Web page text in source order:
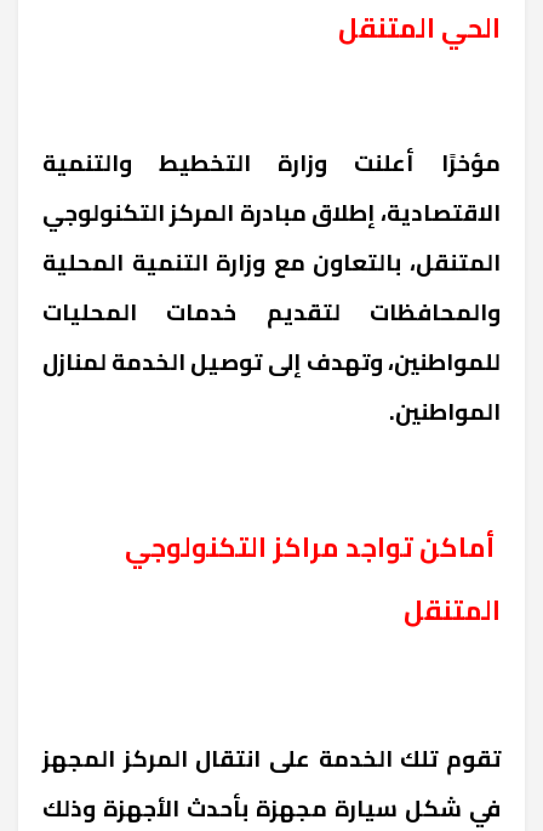
الحي المتنقل
مؤخرًا أعلنت وزارة التخطيط والتنمية
الاقتصادية، إطلاق مبادرة المركز التكنولوجي
المتنقل، بالتعاون مع وزارة التنمية المحلية
والمحافظات لتقديم خدمات المحليات
للمواطنين، وتهدف إلى توصيل الخدمة لمنازل
المواطنين.
أماكن تواجد مراكز التكنولوجي
المتنقل
تقوم تلك الخدمة على انتقال المركز المجهز
في شكل سيارة مجهزة بأحدث الأجهزة وذلك